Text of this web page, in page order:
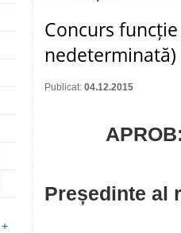
+
Concurs
nedeterminată)
Publicat: 04.12.2015
Președinte al